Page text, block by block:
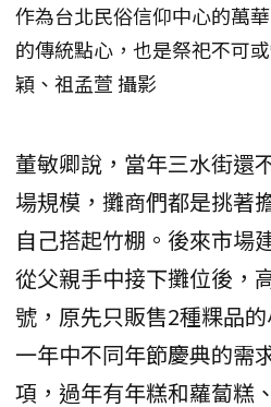
作為台北民俗信仰中心的萬
的傳統點心，也是祭祀不可
穎、祖孟萱 攝影
董敏卿說，當年三水街還
場規模，攤商們都是挑著
自己搭起竹棚。後來市場
從父親手中接下攤位後，
號，原先只販售2種粿品
一年中不同年節慶典的需
項，過年有年糕和蘿蔔糕